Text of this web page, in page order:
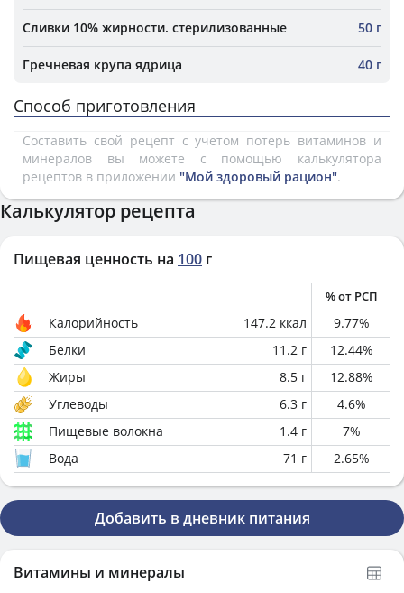
Сливки 10% жирности. стерилизованные 50 г
Гречневая крупа ядрица 40 г
Способ приготовления
Составить свой рецепт с учетом потерь витаминов и
минералов вы можете с помощью калькулятора
рецептов в приложении "Мой здоровый рацион".
Калькулятор рецепта
Пищевая ценность на 100 г
% от РСП
Калорийность 147.2 ккал 9.77%
Белки
11.2 г 12.44%
Жиры
8.5 г 12.88%
Углеводы
6.3 г 4.6%
Пищевые волокна
1.4 г 7%
Вода
71 г 2.65%
Добавить в дневник питания
Витамины и минералы